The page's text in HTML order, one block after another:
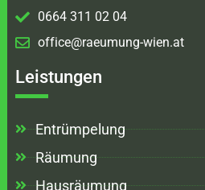
0664 311 02 04
office@raeumung-wien.at
Leistungen
Entrümpelung
Räumung
Hausräumung